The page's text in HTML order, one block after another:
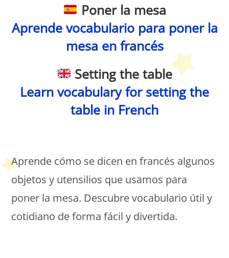
Poner la mesa
Aprende vocabulario para poner la
mesa en francés
Setting the table
Learn vocabulary for setting the
table in French
Aprende cómo se dicen en francés algunos
objetos y utensilios que usamos para
poner la mesa. Descubre vocabulario útil y
cotidiano de forma fácil y divertida.